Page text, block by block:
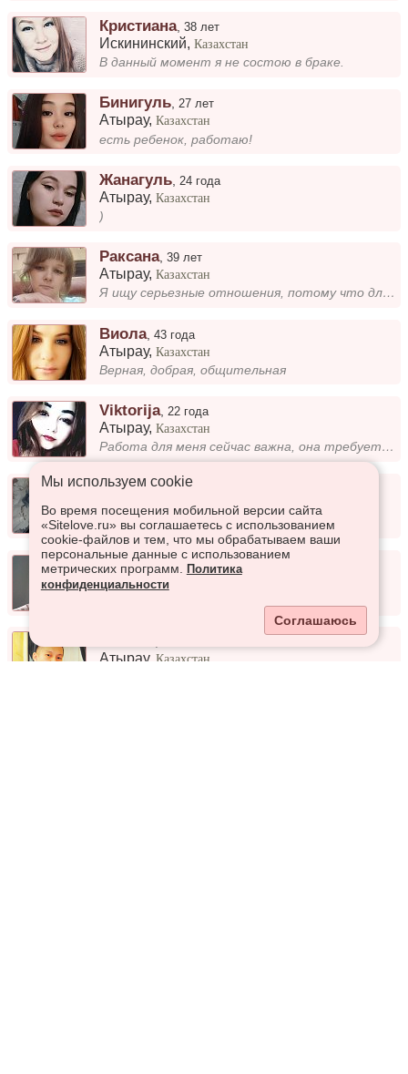
Кристиана,38 лет
Искининский,Казахстан
В данный момент я не состою в браке.
Бинигуль,27 лет
Атырау,Казахстан
есть ребенок, работаю!
Жанагуль 24 года
Атырау,Казахстан
)
Раксана,39 лет
Атырау,Казахстан
Я ищу серьезные отношения, потому что для меня важна искренность и доверие. Мне интересно строить связь, где будет поним...
Виола,43 года
Атырау,Казахстан
Верная, добрая, общительная
Viktorija, 22 года
Атырау,Казахстан
Работа для меня сейчас важна, она требует много времени и внимания. Но я стремлюсь находить баланс между профессиональны...
Баха,52 года
Атырау,Казахстан
Супер
Алексей,50 лет
Атырау,Казахстан
Атырау,Казахстан
Мы используем сookie
Во время посещения мобильной версии сайта
«Sitelove.ru» вы соглашаетесь с использованием
cookie-файлов и тем, что мы обрабатываем ваши
персональные данные с использованием
метрических программ.
Политика
конфиденциальности
Соглашаюсь